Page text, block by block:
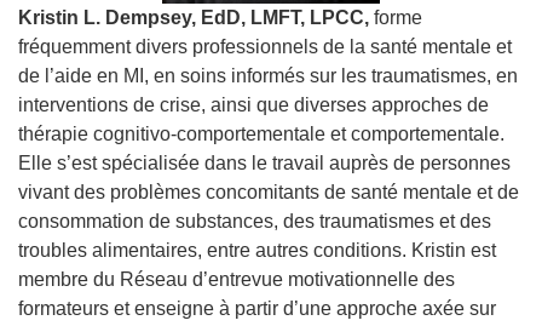
Kristin L. Dempsey, EdD, LMFT, LPCC, forme
fréquemment divers professionnels de la santé mentale et
de l’aide en MI, en soins informés sur les traumatismes, en
interventions de crise, ainsi que diverses approches de
thérapie cognitivo-comportementale et comportementale.
Elle s’est spécialisée dans le travail auprès de personnes
vivant des problèmes concomitants de santé mentale et de
consommation de substances, des traumatismes et des
troubles alimentaires, entre autres conditions. Kristin est
membre du Réseau d’entrevue motivationnelle des
formateurs et enseigne à partir d’une approche axée sur